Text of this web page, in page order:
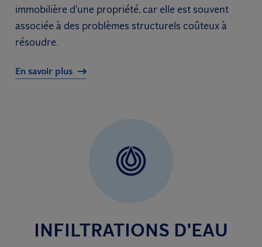
immobilière d'une propriété, car elle est souvent
associée à des problèmes structurels coûteux à
résoudre.
En savoir plus
INFILTRATIONS D'EAU